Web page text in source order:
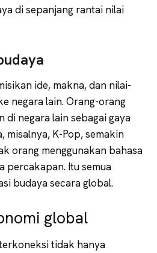
di sepanjang rantai nilai
ide, makna, dan nilai-
negara lain. Orang-orang
di negara lain sebagai gaya
misalnya, K-Pop, semakin
orang menggunakan bahasa
percakapan. Itu semua
budaya secara global.
global
tidak hanya